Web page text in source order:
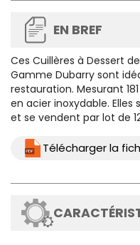
EN BREF
Ces Cuillères à Dessert
Gamme Dubarry sont
restauration. Mesurant
en acier inoxydable.
et se vendent par lot de
Télécharger la